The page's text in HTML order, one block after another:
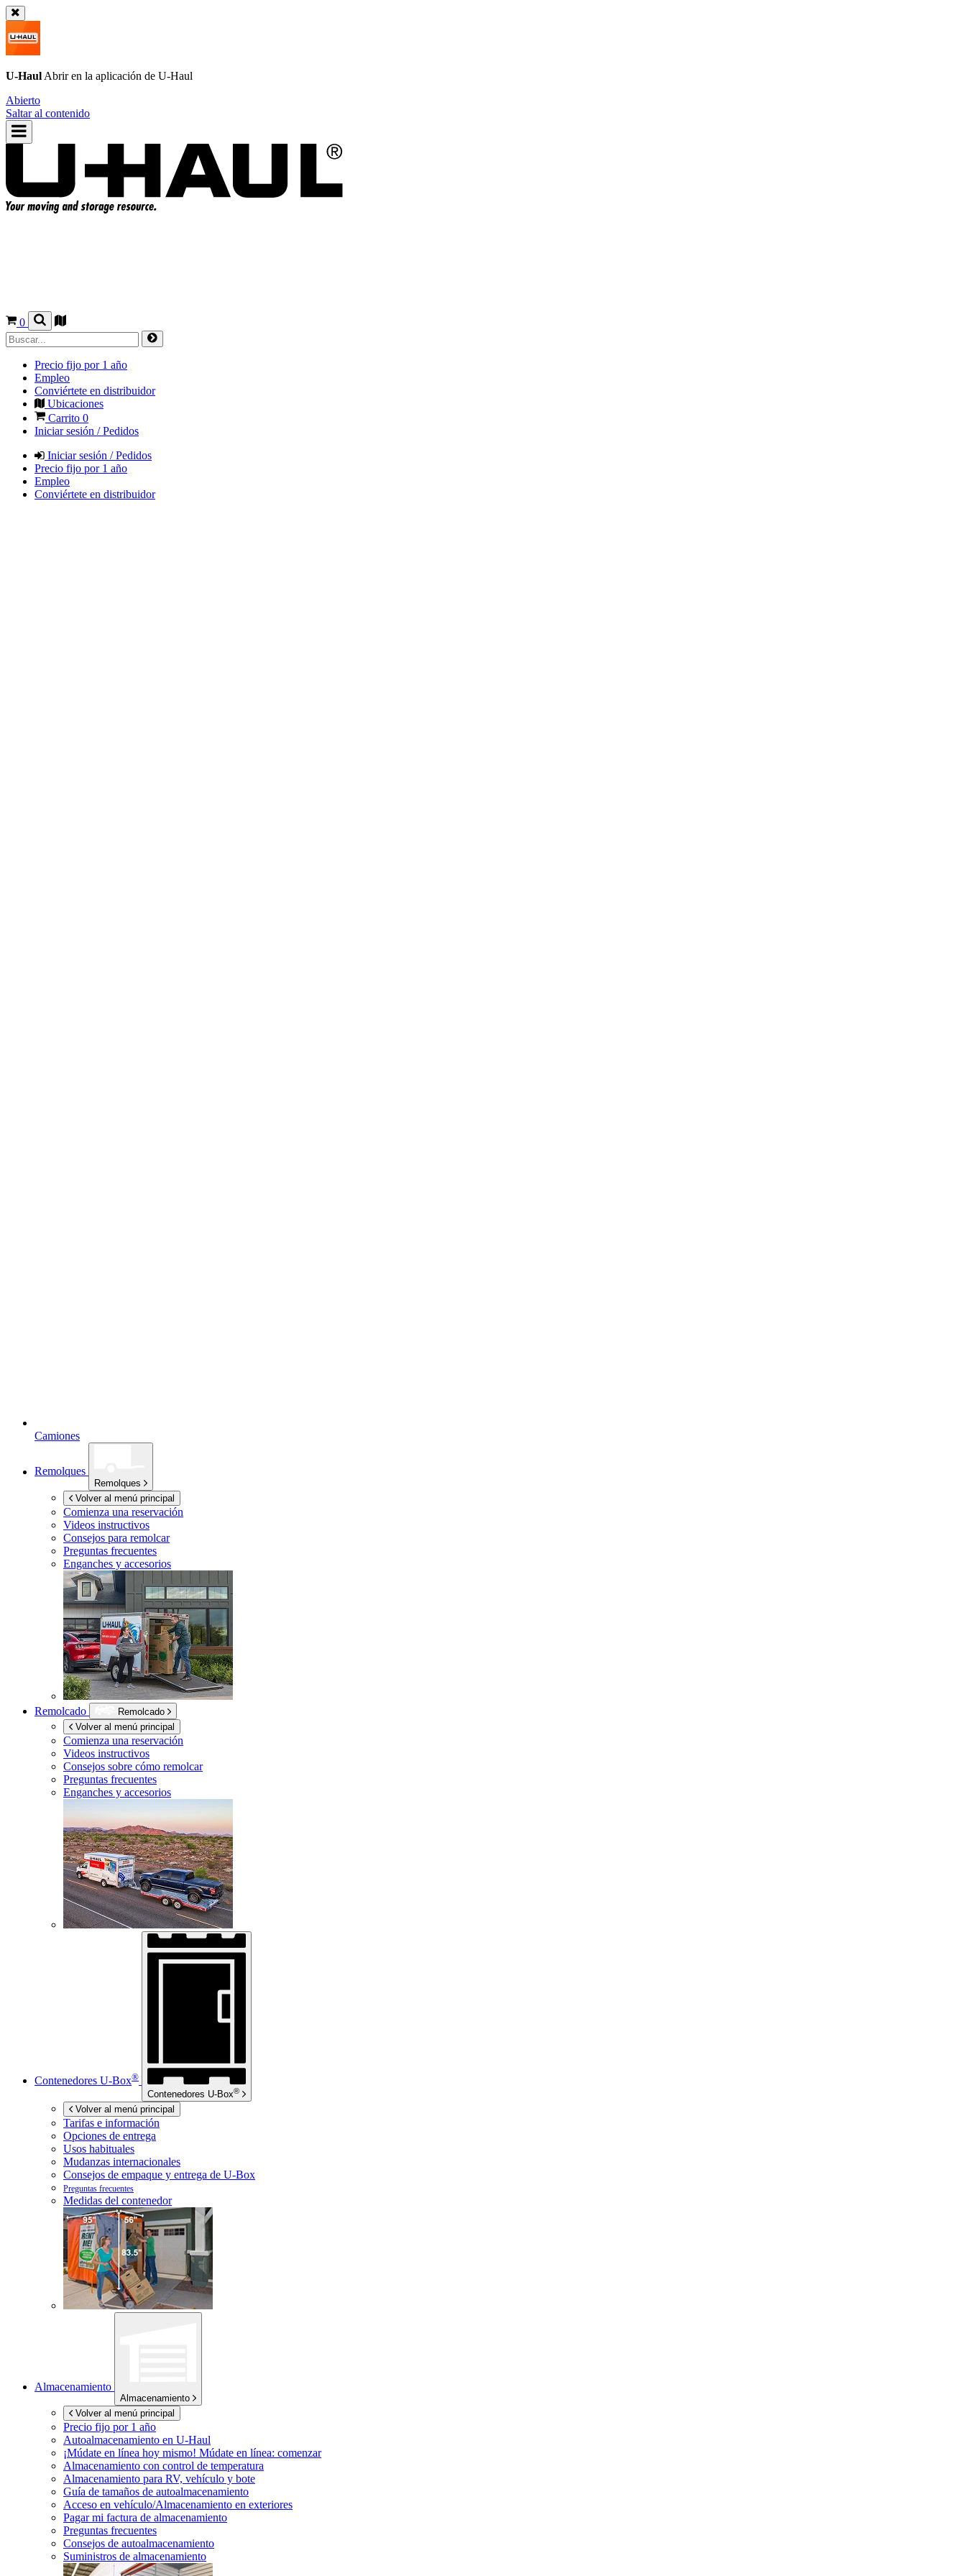
U-Haul Abrir en la aplicación de U-Haul
Abierto
Saltar al contenido
0
Precio fijo por 1 año
Empleo
Conviértete en distribuidor
Ubicaciones
Carrito 0
Iniciar sesión / Pedidos
Iniciar sesión / Pedidos
Precio fijo por 1 año
Empleo
Conviértete en distribuidor
Camiones
Remolques
Remolques
Volver al menú principal
Comienza una reservación
Videos instructivos
Consejos para remolcar
Preguntas frecuentes
Enganches y accesorios
Remolcado
Remolcado
Volver al menú principal
Comienza una reservación
Videos instructivos
Consejos sobre cómo remolcar
Preguntas frecuentes
Enganches y accesorios
Contenedores U-Box®
Contenedores U-Box®
Volver al menú principal
Tarifas e información
Opciones de entrega
Usos habituales
Mudanzas internacionales
Consejos de empaque y entrega de U-Box
Preguntas frecuentes
Medidas del contenedor
Almacenamiento
Almacenamiento
Volver al menú principal
Precio fijo por 1 año
Autoalmacenamiento en U-Haul
¡Múdate en línea hoy mismo! Múdate en línea: comenzar
Almacenamiento con control de temperatura
Almacenamiento para RV, vehículo y bote
Guía de tamaños de autoalmacenamiento
Acceso en vehículo/Almacenamiento en exteriores
Pagar mi factura de almacenamiento
Preguntas frecuentes
Consejos de autoalmacenamiento
Suministros de almacenamiento